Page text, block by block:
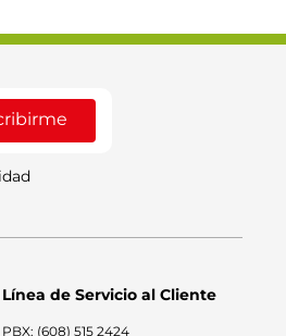
Línea de Servicio al Cliente
PBX: (608) 515 2424